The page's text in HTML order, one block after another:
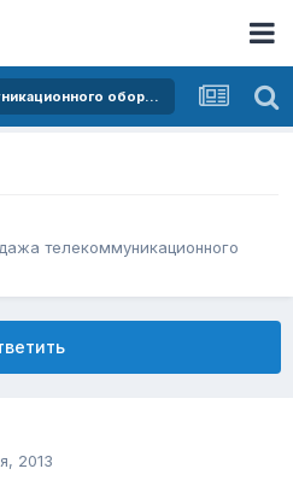
Покупка и продажа телекоммуникационного оборудования
телекоммуникационного
2013